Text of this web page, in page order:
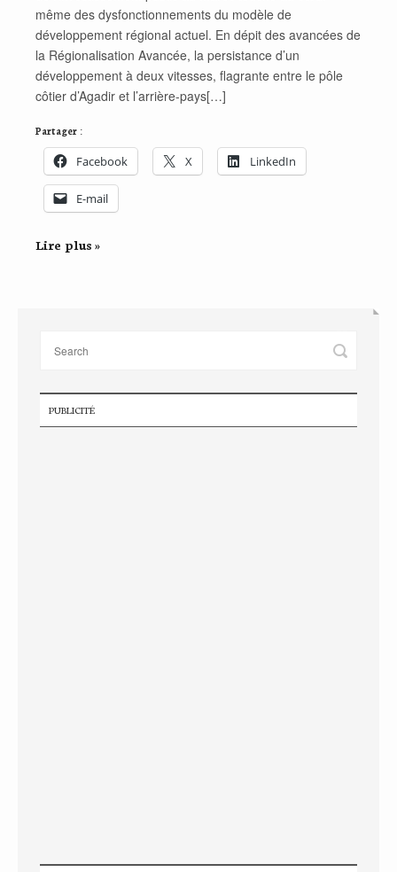
même des dysfonctionnements du modèle de
développement régional actuel. En dépit des avancées de
la Régionalisation Avancée, la persistance d’un
développement à deux vitesses, flagrante entre le pôle
côtier d’Agadir et l’arrière-pays[…]
Partager :
Facebook X LinkedIn
E-mail
Lire plus »
PUBLICITÉ